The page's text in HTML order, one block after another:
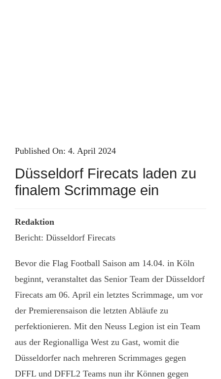
Published On: 4. April 2024
Düsseldorf Firecats laden zu
finalem Scrimmage ein
Redaktion
Bericht: Düsseldorf Firecats
Bevor die Flag Football Saison am 14.04. in Köln
beginnt, veranstaltet das Senior Team der Düsseldorf
Firecats am 06. April ein letztes Scrimmage, um vor
der Premierensaison die letzten Abläufe zu
perfektionieren. Mit den Neuss Legion ist ein Team
aus der Regionalliga West zu Gast, womit die
Düsseldorfer nach mehreren Scrimmages gegen
DFFL und DFFL2 Teams nun ihr Können gegen